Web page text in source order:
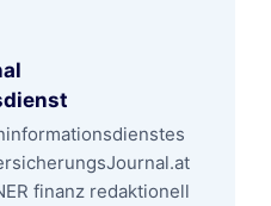
finanz redaktionell